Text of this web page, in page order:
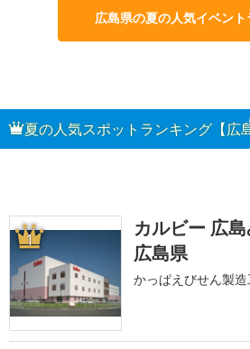
広島県の夏の人気イベン
夏の人気スポットランキング【広
1
カルビー 広
広島県
かっぱえびせん製